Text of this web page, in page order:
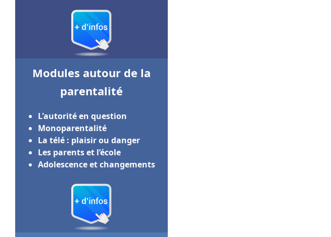
Modules autour de la
parentalité
L'autorité en question
Monoparentalité
La télé : plaisir ou danger
Les parents et l’école
Adolescence et changements